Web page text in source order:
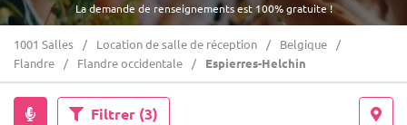
La demande de renseignements est 100% gratuite !
1001 Salles Location de salle de réception
Belgique
Flandre
Flandre occidentale Espierres-Helchin
Filtrer (3)